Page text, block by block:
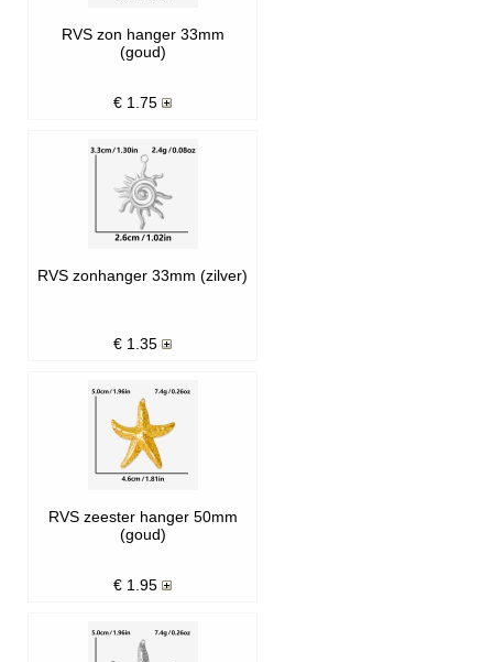
RVS zon hanger 33mm
(goud)
€ 1.75
RVS zonhanger 33mm (zilver)
€ 1.35
RVS zeester hanger 50mm
(goud)
€ 1.95